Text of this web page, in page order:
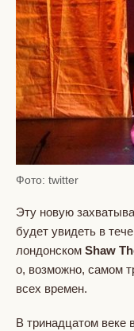
Фото: twitter
Эту новую
будет увидеть в
лондонском Shaw
о, возможно, самом
всех времен.
В тринадцатом веке